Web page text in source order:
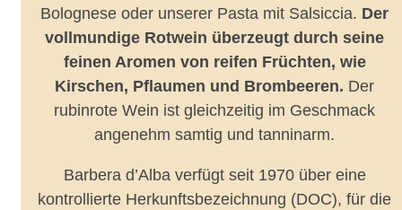
Bolognese oder unserer Pasta mit Salsiccia. Der
vollmundige Rotwein überzeugt durch seine
feinen Aromen von reifen Früchten, wie
Kirschen, Pflaumen und Brombeeren. Der
rubinrote Wein ist gleichzeitig im Geschmack
angenehm samtig und tanninarm.
Barbera d’Alba verfügt seit 1970 über eine
kontrollierte Herkunftsbezeichnung (DOC), für die